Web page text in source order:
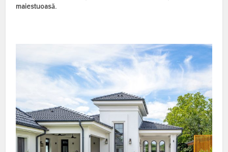
maiestuoasă.